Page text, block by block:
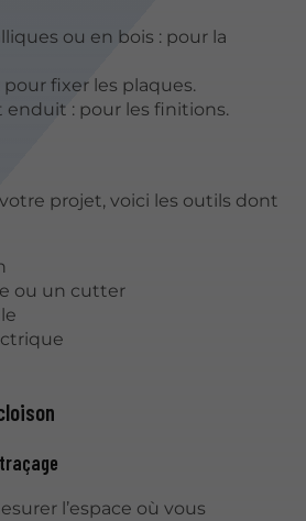
ou en bois : pour la
pour fixer les plaques.
enduit : pour les finitions.
projet, voici les outils dont
ou un cutter
l’espace où vous